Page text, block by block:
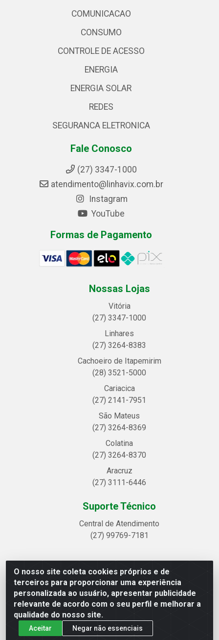
O nosso site coleta cookies próprios e de
terceiros para proporcionar uma experiência
personalizada ao usuário, apresentar publicidade
relevante de acordo com o seu perfil e melhorar a
qualidade do nosso site.
Aceitar
Negar não essenciais
COMUNICACAO
CONSUMO
CONTROLE DE ACESSO
ENERGIA
ENERGIA SOLAR
REDES
SEGURANCA ELETRONICA
Fale Conosco
(27) 3347-1000
atendimento@linhavix.com.br
Instagram
YouTube
Formas de Pagamento
Nossas Lojas
Vitória
(27) 3347-1000
Linhares
(27) 3264-8383
Cachoeiro de Itapemirim
(28) 3521-5000
Cariacica
(27) 2141-7951
São Mateus
(27) 3264-8369
Colatina
(27) 3264-8370
Aracruz
(27) 3111-6446
Suporte Técnico
Central de Atendimento
(27) 99769-7181
Linhavix Distribuidora LTDA - Avenida Alegre, 2521 -
Quadra314 Lote 05 e 07 - Shell, Linhares/ES - CEP
29.901-605 - CNPJ 20.857.514/0001-75